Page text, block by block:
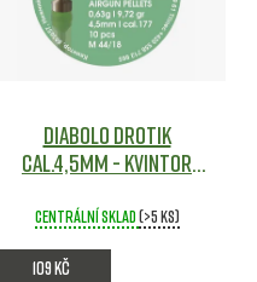
Diabolo Drotik
cal.4,5mm - Kvintor
Centrální sklad(>5 ks)
109 Kč